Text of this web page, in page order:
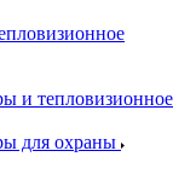
и тепловизионное
для охраны